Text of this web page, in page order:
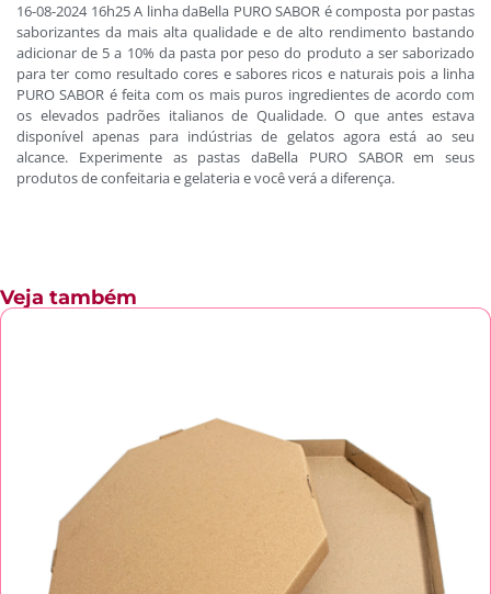
16-08-2024 16h25 A linha daBella PURO SABOR é composta por pastas
saborizantes da mais alta qualidade e de alto rendimento bastando
adicionar de 5 a 10% da pasta por peso do produto a ser saborizado
para ter como resultado cores e sabores ricos e naturais pois a linha
PURO SABOR é feita com os mais puros ingredientes de acordo com
os elevados padrões italianos de Qualidade. O que antes estava
disponível apenas para indústrias de gelatos agora está ao seu
alcance. Experimente as pastas daBella PURO SABOR em seus
produtos de confeitaria e gelateria e você verá a diferença.
Veja também